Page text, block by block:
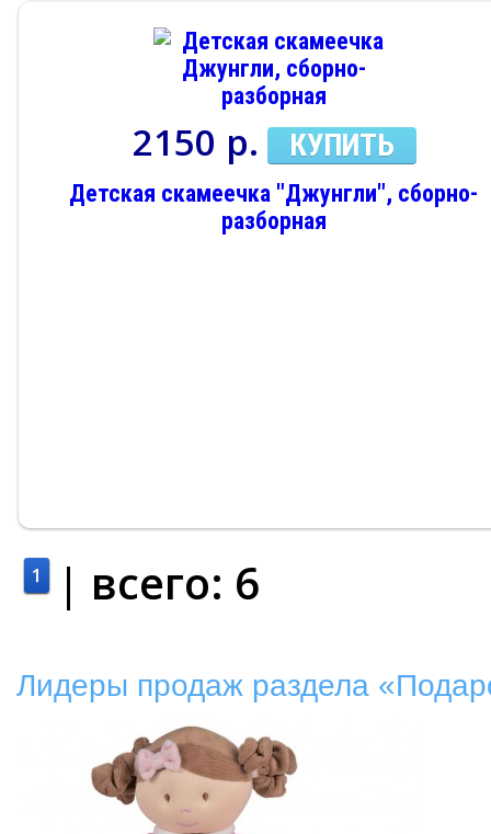
2150 р. КУПИТЬ
Детская скамеечка "Джунгли", сборно-
разборная
1 | всего: 6
Лидеры продаж раздела